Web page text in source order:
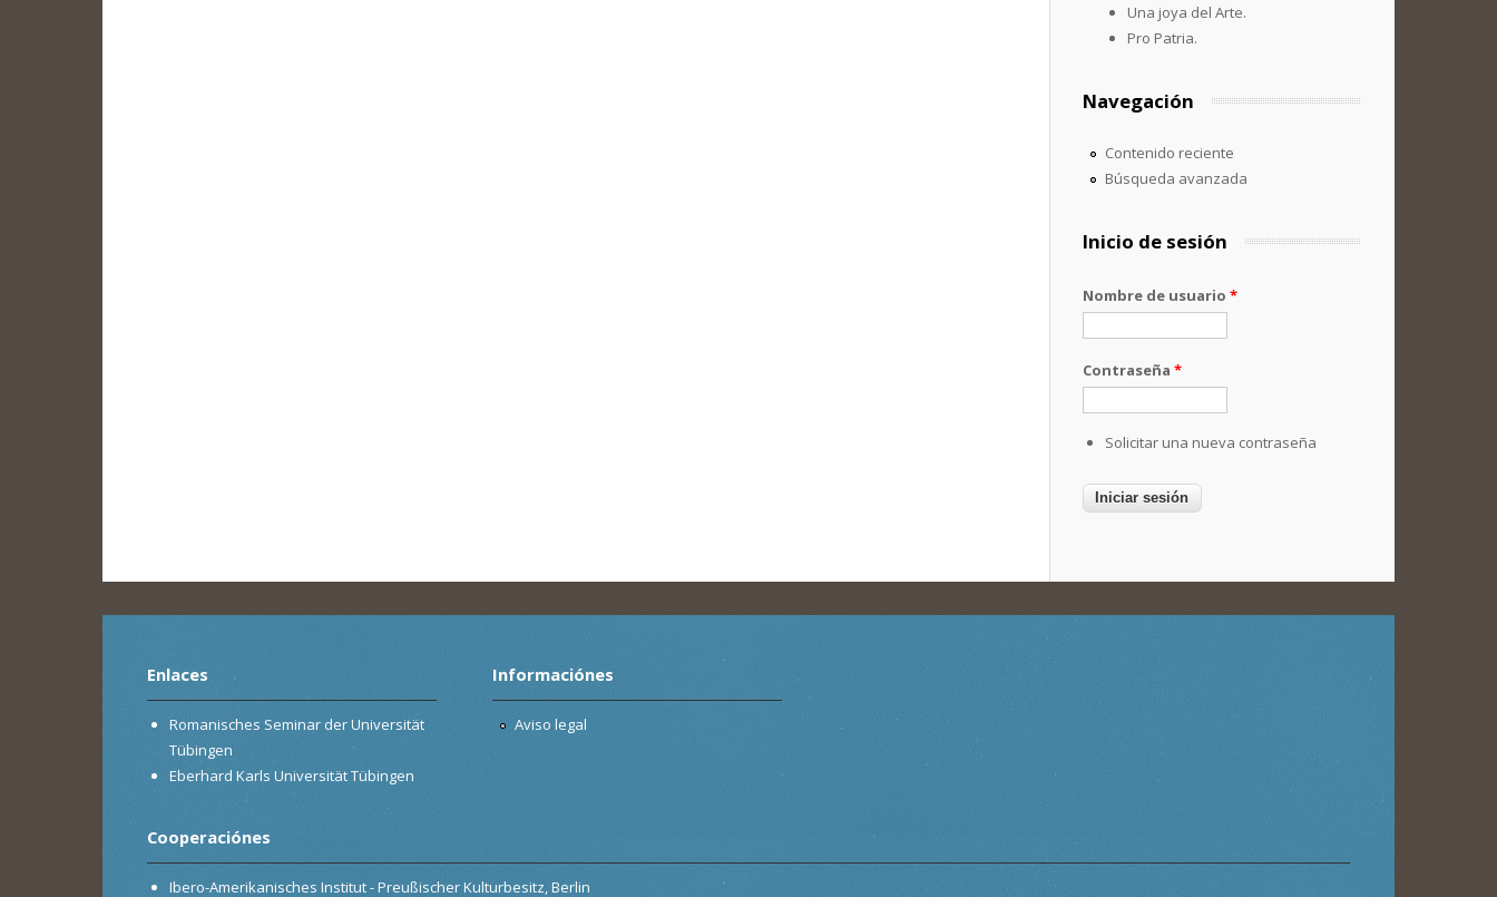
Una joya del Arte.
Pro Patria.
Navegación
Contenido reciente
Búsqueda avanzada
Inicio de sesión
Nombre de usuario *
Contraseña *
Solicitar una nueva contraseña
Enlaces
Romanisches Seminar der Universität
Tübingen
Eberhard Karls Universität Tübingen
Informaciónes
Aviso legal
Cooperaciónes
Ibero-Amerikanisches Institut - Preußischer Kulturbesitz, Berlin